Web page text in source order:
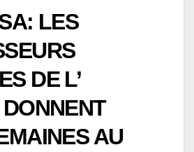
LES
DE L’
AU